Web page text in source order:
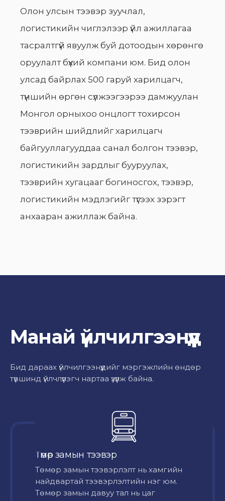
Олон улсын тээвэр зуучлал,
логистикийн чиглэлээр үйл ажиллагаа
тасралтгүй явуулж буй дотоодын хөрөнгө
оруулалт бүхий компани юм. Бид олон
улсад байрлах 500 гаруй харилцагч,
түншийн өргөн сүлжээгээрээ дамжуулан
Монгол орныхоо онцлогт тохирсон
тээврийн шийдлийг харилцагч
байгууллагууддаа санал болгон тээвэр,
логистикийн зардлыг бууруулах,
тээврийн хугацааг богиносгох, тээвэр,
логистикийн мэдлэгийг түгээх зэрэгт
анхааран ажиллаж байна.
Манай үйлчилгээнүүд
Бид дараах үйлчилгээнүүдийг мэргэжлийн өндөр
түвшинд үйлчлүүлэгч нартаа үзүүлж байна.
Төмөр замын тээвэр
Төмөр замын тээвэрлэлт нь хамгийн
найдвартай тээвэрлэлтийн нэг юм.
Төмөр замын давуу тал нь цаг